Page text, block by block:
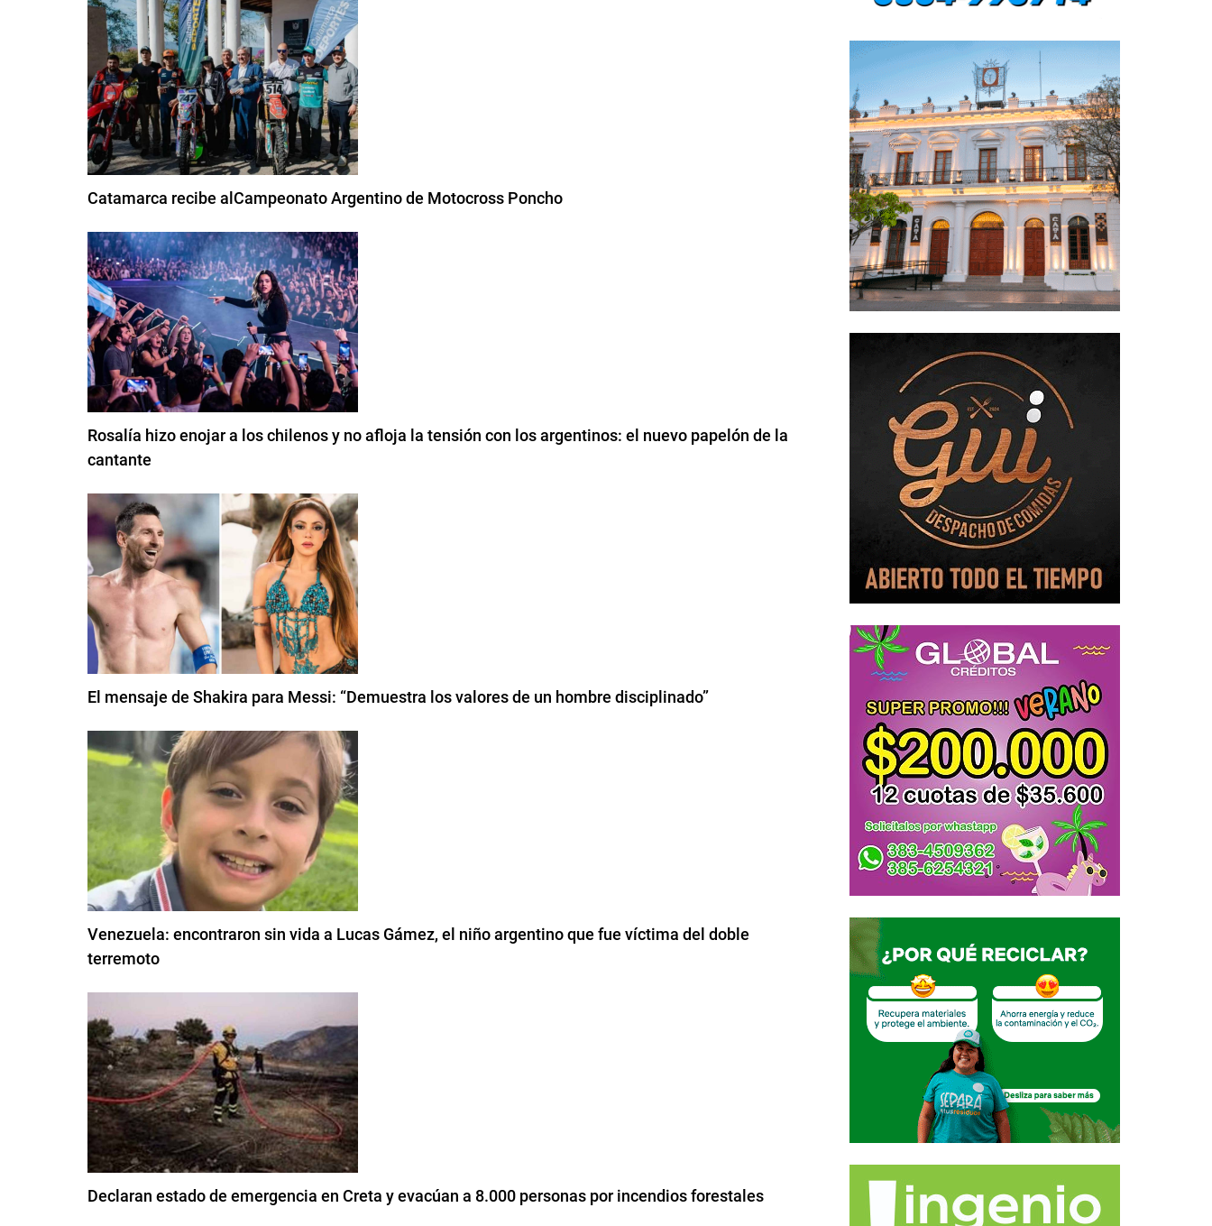
Catamarca recibe alCampeonato Argentino de Motocross Poncho
Rosalía hizo enojar a los chilenos y no afloja la tensión con los argentinos: el nuevo papelón de la
cantante
El mensaje de Shakira para Messi: “Demuestra los valores de un hombre disciplinado”
Venezuela: encontraron sin vida a Lucas Gámez, el niño argentino que fue víctima del doble
terremoto
Declaran estado de emergencia en Creta y evacúan a 8.000 personas por incendios forestales